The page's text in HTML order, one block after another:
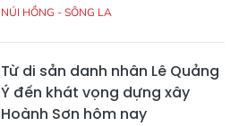
NÚI HỒNG - SÔNG LA
Từ di sản danh nhân Lê Quảng
Ý đến khát vọng dựng xây
Hoành Sơn hôm nay